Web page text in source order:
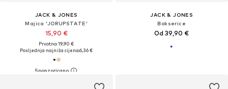
JACK & JONES
Majica 'JORUPSTATE'
15,90 €
Prvotno: 19,90 €
Posljednja najniža cijena:6,36 €
JACK & JONES
Bokserice
Od 39,90 €